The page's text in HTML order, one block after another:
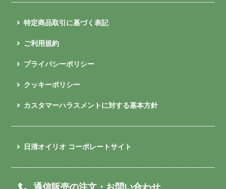
特定商品取引に基づく表記
ご利用規約
プライバシーポリシー
クッキーポリシー
カスタマーハラスメントに対する基本方針
日清オイリオ コーポレートサイト
通信販売の注文・お問い合わせ